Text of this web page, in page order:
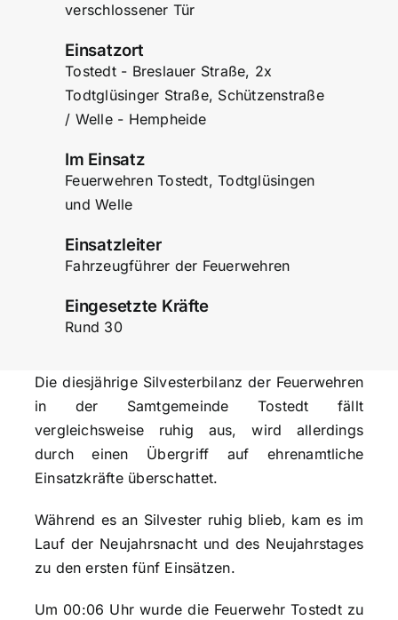
verschlossener Tür
Einsatzort
Tostedt - Breslauer Straße, 2x
Todtglüsinger Straße, Schützenstraße
/ Welle - Hempheide
Im Einsatz
Feuerwehren Tostedt, Todtglüsingen
und Welle
Einsatzleiter
Fahrzeugführer der Feuerwehren
Eingesetzte Kräfte
Rund 30
Die diesjährige Silvesterbilanz der Feuerwehren
in der Samtgemeinde Tostedt fällt
vergleichsweise ruhig aus, wird allerdings
durch einen Übergriff auf ehrenamtliche
Einsatzkräfte überschattet.
Während es an Silvester ruhig blieb, kam es im
Lauf der Neujahrsnacht und des Neujahrstages
zu den ersten fünf Einsätzen.
Um 00:06 Uhr wurde die Feuerwehr Tostedt zu